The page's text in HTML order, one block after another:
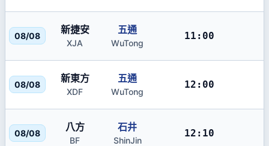
08/08
新捷安
XJA
五通
WuTong
11:00
08/08
新東方
XDF
五通
WuTong
12:00
08/08
八方
BF
石井
ShinJin
12:10